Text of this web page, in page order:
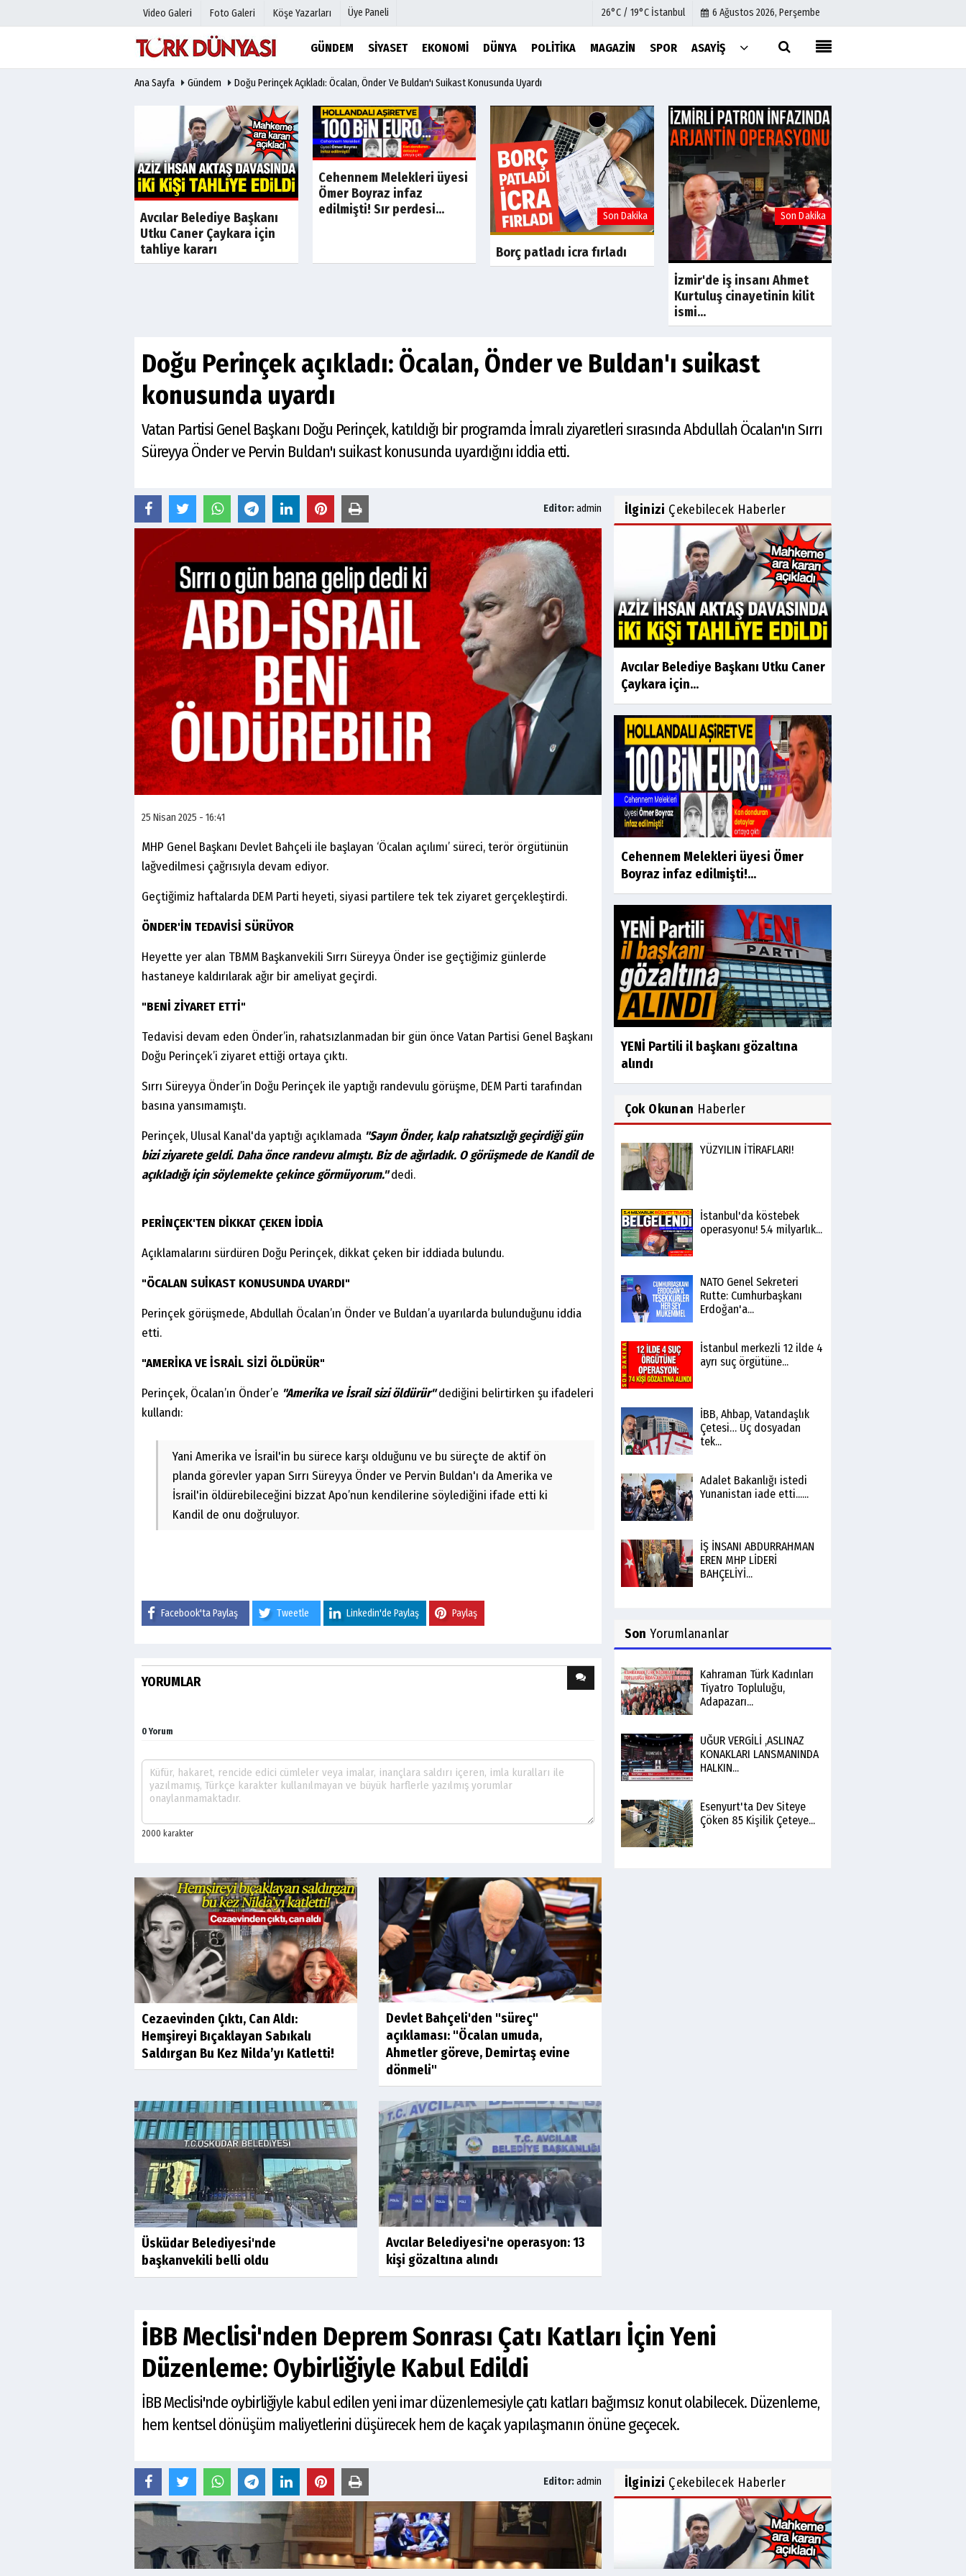
Video Galeri Foto Galeri Köşe Yazarları Üye Paneli 26°C / 19°C İstanbul 6 Ağustos 2026, Perşembe
GÜNDEM SIYASET EKONOMI DÜNYA POLITIKA MAGAZIN SPOR ASAYIŞ
Hava Durumu
Gazete Manşetleri
Anketler
Biyografiler
Köşe Yazarları
Video Galeri
Foto Galeri
Etkinlikler
İletişim
Çerez Politikası
Gizlilik İlkeleri
Ana Sayfa Gündem Doğu Perinçek Açıkladı: Öcalan, Önder Ve Buldan'ı Suikast Konusunda Uyardı
Son Dakika
Avcılar Belediye Başkanı
Utku Caner Çaykara için
tahliye kararı
Son Dakika
Cehennem Melekleri üyesi
Ömer Boyraz infaz
edilmişti! Sır perdesi...
Son Dakika
Borç patladı icra fırladı
Son Dakika
İzmir'de iş insanı Ahmet
Kurtuluş cinayetinin kilit
ismi...
Doğu Perinçek açıkladı: Öcalan, Önder ve Buldan'ı suikast
konusunda uyardı
Vatan Partisi Genel Başkanı Doğu Perinçek, katıldığı bir programda İmralı ziyaretleri sırasında Abdullah Öcalan'ın Sırrı
Süreyya Önder ve Pervin Buldan'ı suikast konusunda uyardığını iddia etti.
Editor:admin
25 Nisan 2025 - 16:41
MHP Genel Başkanı Devlet Bahçeli ile başlayan ‘Öcalan açılımı’ süreci, terör örgütünün
lağvedilmesi çağrısıyla devam ediyor.
Geçtiğimiz haftalarda DEM Parti heyeti, siyasi partilere tek tek ziyaret gerçekleştirdi.
ÖNDER'İN TEDAVİSİ SÜRÜYOR
Heyette yer alan TBMM Başkanvekili Sırrı Süreyya Önder ise geçtiğimiz günlerde
hastaneye kaldırılarak ağır bir ameliyat geçirdi.
"BENİ ZİYARET ETTİ"
Tedavisi devam eden Önder’in, rahatsızlanmadan bir gün önce Vatan Partisi Genel Başkanı
Doğu Perinçek’i ziyaret ettiği ortaya çıktı.
Sırrı Süreyya Önder’in Doğu Perinçek ile yaptığı randevulu görüşme, DEM Parti tarafından
basına yansımamıştı.
Perinçek, Ulusal Kanal'da yaptığı açıklamada "Sayın Önder, kalp rahatsızlığı geçirdiği gün
bizi ziyarete geldi. Daha önce randevu almıştı. Biz de ağırladık. O görüşmede de Kandil de
açıkladığı için söylemekte çekince görmüyorum."dedi.
PERİNÇEK'TEN DİKKAT ÇEKEN İDDİA
Açıklamalarını sürdüren Doğu Perinçek, dikkat çeken bir iddiada bulundu.
"ÖCALAN SUİKAST KONUSUNDA UYARDI"
Perinçek görüşmede, Abdullah Öcalan’ın Önder ve Buldan’a uyarılarda bulunduğunu iddia
etti.
"AMERİKA VE İSRAİL SİZİ ÖLDÜRÜR"
Perinçek, Öcalan’ın Önder’e "Amerika ve İsrail sizi öldürür"dediğini belirtirken şu ifadeleri
kullandı:
Yani Amerika ve İsrail'in bu sürece karşı olduğunu ve bu süreçte de aktif ön
planda görevler yapan Sırrı Süreyya Önder ve Pervin Buldan'ı da Amerika ve
İsrail'in öldürebileceğini bizzat Apo’nun kendilerine söylediğini ifade etti ki
Kandil de onu doğruluyor.
Facebook'ta Paylaş Tweetle Linkedin'de Paylaş Paylaş
YORUMLAR
0 Yorum
Cezaevinden Çıktı, Can Aldı:
Hemşireyi Bıçaklayan Sabıkalı
Saldırgan Bu Kez Nilda’yı Katletti!
Devlet Bahçeli'den "süreç"
açıklaması: "Öcalan umuda,
Ahmetler göreve, Demirtaş evine
dönmeli"
Üsküdar Belediyesi'nde
başkanvekili belli oldu
Avcılar Belediyesi'ne operasyon: 13
kişi gözaltına alındı
İlginizi Çekebilecek Haberler
Avcılar Belediye Başkanı Utku Caner
Çaykara için...
Cehennem Melekleri üyesi Ömer
Boyraz infaz edilmişti!...
YENİ Partili il başkanı gözaltına
alındı
Çok Okunan Haberler
YÜZYILIN İTİRAFLARI!
İstanbul'da köstebek
operasyonu! 5.4 milyarlık...
NATO Genel Sekreteri
Rutte: Cumhurbaşkanı
Erdoğan'a...
İstanbul merkezli 12 ilde 4
ayrı suç örgütüne...
İBB, Ahbap, Vatandaşlık
Çetesi… Üç dosyadan
tek...
Adalet Bakanlığı istedi
Yunanistan iade etti......
İŞ İNSANI ABDURRAHMAN
EREN MHP LİDERİ
BAHÇELİYİ...
Son Yorumlananlar
Kahraman Türk Kadınları
Tiyatro Topluluğu,
Adapazarı...
UĞUR VERGİLİ ,ASLINAZ
KONAKLARI LANSMANINDA
HALKIN...
Esenyurt'ta Dev Siteye
Çöken 85 Kişilik Çeteye...
İBB Meclisi'nden Deprem Sonrası Çatı Katları İçin Yeni
Düzenleme: Oybirliğiyle Kabul Edildi
İBB Meclisi'nde oybirliğiyle kabul edilen yeni imar düzenlemesiyle çatı katları bağımsız konut olabilecek. Düzenleme,
hem kentsel dönüşüm maliyetlerini düşürecek hem de kaçak yapılaşmanın önüne geçecek.
Editor:admin İlginizi Çekebilecek Haberler